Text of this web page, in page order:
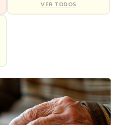
VER TODOS